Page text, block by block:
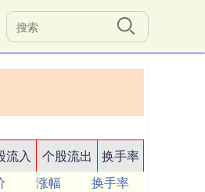
流入 个股流出
换手率
涨幅
换手率